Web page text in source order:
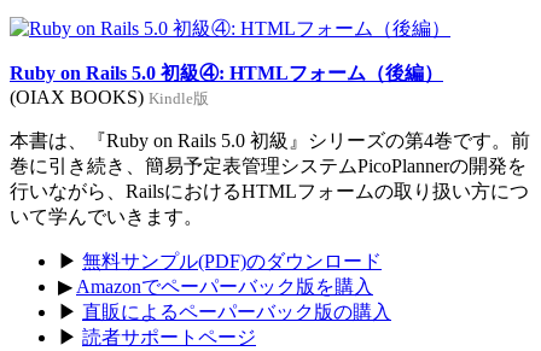
Ruby on Rails 5.0 初級④: HTMLフォーム（後編）
(OIAX BOOKS) Kindle版
本書は、『Ruby on Rails 5.0 初級』シリーズの第4巻です。前
巻に引き続き、簡易予定表管理システムPicoPlannerの開発を
行いながら、RailsにおけるHTMLフォームの取り扱い方につ
いて学んでいきます。
▶ 無料サンプル(PDF)のダウンロード
▶ Amazonでペーパーバック版を購入
▶ 直販によるペーパーバック版の購入
▶ 読者サポートページ